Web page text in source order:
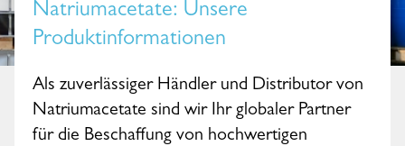
Natriumacetate: Unsere
Produktinformationen
Als zuverlässiger Händler und Distributor von
Natriumacetate sind wir Ihr globaler Partner
für die Beschaffung von hochwertigen